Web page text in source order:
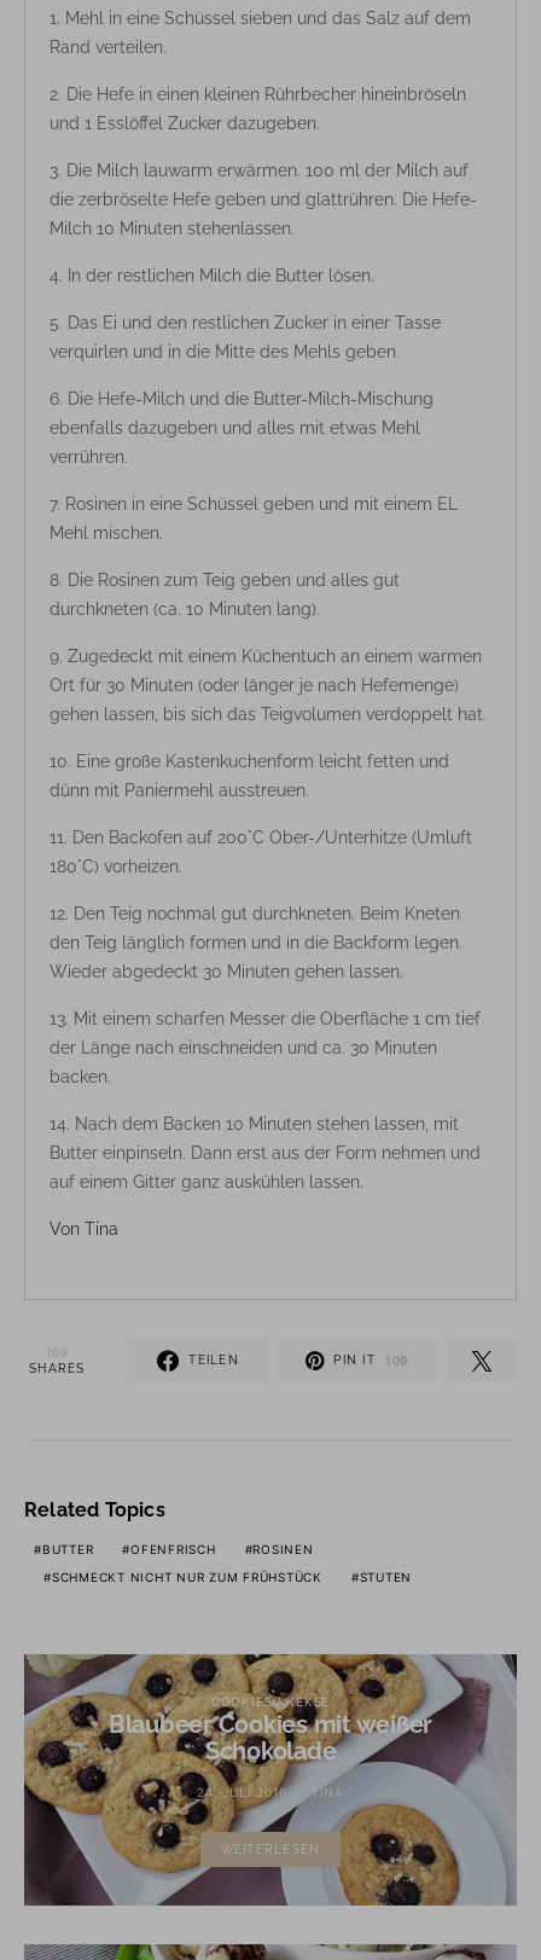
Mehl in eine Schüssel sieben und das Salz auf dem
Rand verteilen.
Die Hefe in einen kleinen Rührbecher hineinbröseln
und 1 Esslöffel Zucker dazugeben.
Die Milch lauwarm erwärmen. 100 ml der Milch auf
die zerbröselte Hefe geben und glattrühren. Die Hefe-
Milch 10 Minuten stehenlassen.
In der restlichen Milch die Butter lösen.
Das Ei und den restlichen Zucker in einer Tasse
verquirlen und in die Mitte des Mehls geben.
Die Hefe-Milch und die Butter-Milch-Mischung
ebenfalls dazugeben und alles mit etwas Mehl
verrühren.
Rosinen in eine Schüssel geben und mit einem EL
Mehl mischen.
Die Rosinen zum Teig geben und alles gut
durchkneten (ca. 10 Minuten lang).
Zugedeckt mit einem Küchentuch an einem warmen
Ort für 30 Minuten (oder länger je nach Hefemenge)
gehen lassen, bis sich das Teigvolumen verdoppelt hat.
Eine große Kastenkuchenform leicht fetten und
dünn mit Paniermehl ausstreuen.
Den Backofen auf 200°C Ober-/Unterhitze (Umluft
180°C) vorheizen.
Den Teig nochmal gut durchkneten. Beim Kneten
den Teig länglich formen und in die Backform legen.
Wieder abgedeckt 30 Minuten gehen lassen.
Mit einem scharfen Messer die Oberfläche 1 cm tief
der Länge nach einschneiden und ca. 30 Minuten
backen.
Nach dem Backen 10 Minuten stehen lassen, mit
Butter einpinseln. Dann erst aus der Form nehmen und
auf einem Gitter ganz auskühlen lassen.
Von Tina
109
SHARES
TEILEN PIN IT 109
Related Topics
BUTTER OFENFRISCH
ROSINEN
SCHMECKT NICHT NUR ZUM FRÜHSTÜCK
STUTEN
COOKIES / KEKSE
Blaubeer Cookies mit weißer
Schokolade
24. JULI 2016 TINA
WEITERLESEN